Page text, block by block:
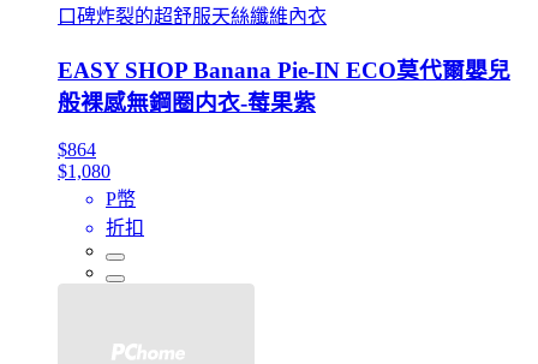
口碑炸裂的超舒服天絲纖維內衣
EASY SHOP Banana Pie-IN ECO莫代爾嬰兒
般裸感無鋼圈内衣-莓果紫
$864
$1,080
P幣
折扣